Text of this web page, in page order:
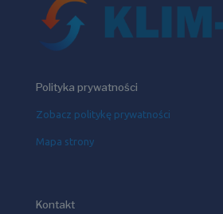
Polityka prywatności
Zobacz politykę prywatności
Mapa strony
Kontakt